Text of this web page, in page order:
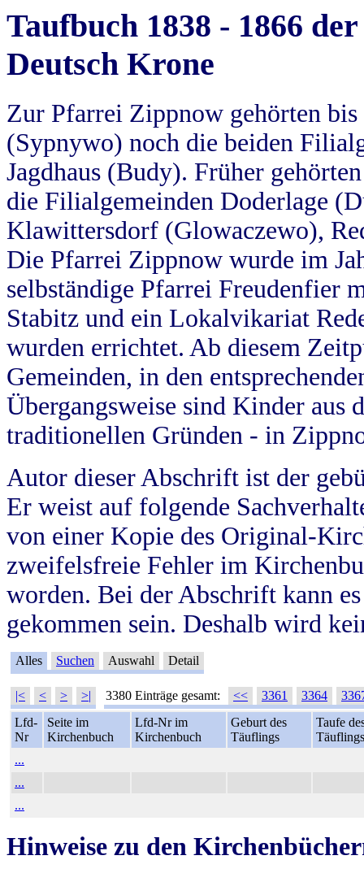
Taufbuch 1838 - 1866
Deutsch Krone
Zur Pfarrei Zippnow gehörten
(Sypnywo) noch die beiden
Jagdhaus (Budy). Früher
die Filialgemeinden Doderlage
Klawittersdorf (Glowaczewo),
Die Pfarrei Zippnow wurde im
selbständige Pfarrei Freudenfier
Stabitz und ein Lokalvikariat
wurden errichtet. Ab diesem
Gemeinden, in den
Übergangsweise sind Kinder aus
traditionellen Gründen - in
Autor dieser Abschrift ist der
Er weist auf folgende
von einer Kopie des Original-
zweifelsfreie Fehler im
worden. Bei der Abschrift kann
gekommen sein. Deshalb wird
Alles Suchen Auswahl Detail
|< < > >| 3380 Einträge gesamt: << 3361 3364
Lfd-
Nr
Seite im
Kirchenbuch
Lfd-Nr im
Kirchenbuch
Geburt des
Täuflings
Taufe
Täuflings
...
...
...
Hinweise zu den